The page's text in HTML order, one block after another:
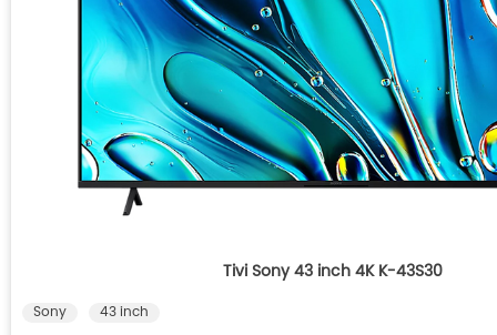
Tivi Sony 43 inch 4K K-43S30
Sony 43 inch